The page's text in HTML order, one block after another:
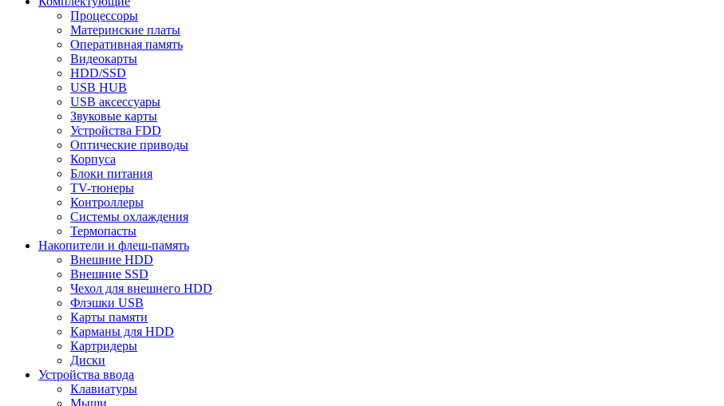
Процессоры
Материнские платы
Оперативная память
Видеокарты
HDD/SSD
USB HUB
USB аксессуары
Звуковые карты
Устройства FDD
Оптические приводы
Корпуса
Блоки питания
TV-тюнеры
Контроллеры
Системы охлаждения
Термопасты
Накопители и флеш-память
Внешние HDD
Внешние SSD
Чехол для внешнего HDD
Флэшки USB
Карты памяти
Карманы для HDD
Картридеры
Диски
Устройства ввода
Клавиатуры
Мыши